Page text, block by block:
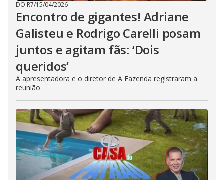
DO R7/15/04/2026
Encontro de gigantes! Adriane
Galisteu e Rodrigo Carelli posam
juntos e agitam fãs: ‘Dois
queridos’
A apresentadora e o diretor de A Fazenda registraram a
reunião